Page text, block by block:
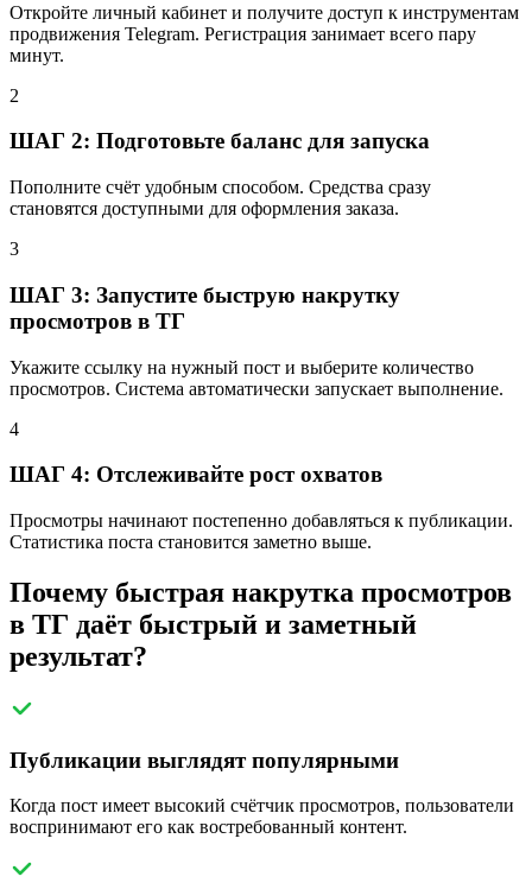
Откройте личный кабинет и получите доступ к инструментам
продвижения Telegram. Регистрация занимает всего пару
минут.
2
ШАГ 2: Подготовьте баланс для запуска
Пополните счёт удобным способом. Средства сразу
становятся доступными для оформления заказа.
3
ШАГ 3: Запустите быструю накрутку
просмотров в ТГ
Укажите ссылку на нужный пост и выберите количество
просмотров. Система автоматически запускает выполнение.
4
ШАГ 4: Отслеживайте рост охватов
Просмотры начинают постепенно добавляться к публикации.
Статистика поста становится заметно выше.
Почему быстрая накрутка просмотров
в ТГ даёт быстрый и заметный
результат?
Публикации выглядят популярными
Когда пост имеет высокий счётчик просмотров, пользователи
воспринимают его как востребованный контент.